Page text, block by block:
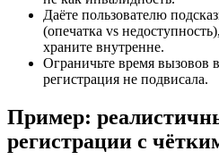
Даёте пользователю
(опечатка vs
храните внутренне.
Ограничьте время вызовов
регистрация не подвисала.
Пример:
регистрации с